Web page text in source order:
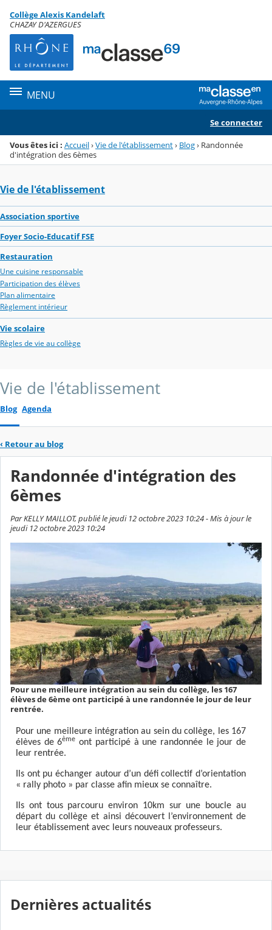
Menu de la rubrique
Contenu
Collège Alexis Kandelaft
CHAZAY D'AZERGUES
MENU
Se connecter
Vous êtes ici : Accueil›Vie de l'établissement› Blog› Randonnée
d'intégration des 6èmes
Vie de l'établissement
Association sportive
Foyer Socio-Educatif FSE
Restauration
Une cuisine responsable
Participation des élèves
Plan alimentaire
Règlement intérieur
Vie scolaire
Règles de vie au collège
Vie de l'établissement
Blog Agenda
‹ Retour au blog
Randonnée d'intégration des
6èmes
Par KELLY MAILLOT, publié le jeudi 12 octobre 2023 10:24 - Mis à jour le
jeudi 12 octobre 2023 10:24
Pour une meilleure intégration au sein du collège, les 167
élèves de 6ème ont participé à une randonnée le jour de leur
rentrée.
Pour une meilleure intégration au sein du collège, les 167
élèves de 6ème ont participé à une randonnée le jour de
leur rentrée.
Ils ont pu échanger autour d’un défi collectif d’orientation
« rally photo » par classe afin mieux se connaître.
Ils ont tous parcouru environ 10km sur une boucle au
départ du collège et ainsi découvert l’environnement de
leur établissement avec leurs nouveaux professeurs.
Dernières actualités